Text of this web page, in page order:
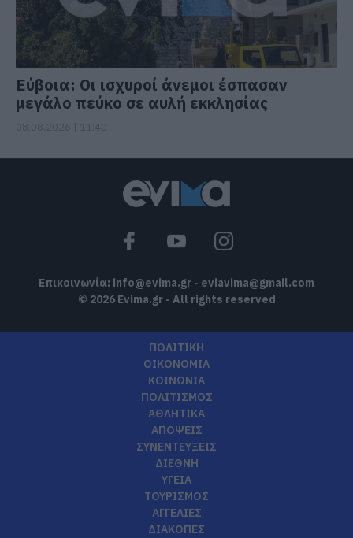
Εύβοια: Οι ισχυροί άνεμοι έσπασαν
μεγάλο πεύκο σε αυλή εκκλησίας
Επικοινωνία: info@evima.gr - eviavima@gmail.com
© 2026 Evima.gr - All rights reserved
ΠΟΛΙΤΙΚΗ
ΟΙΚΟΝΟΜΙΑ
ΚΟΙΝΩΝΙΑ
ΠΟΛΙΤΙΣΜΟΣ
ΑΘΛΗΤΙΚΑ
ΑΠΟΨΕΙΣ
ΣΥΝΕΝΤΕΥΞΕΙΣ
ΔΙΕΘΝΗ
ΥΓΕΙΑ
ΤΟΥΡΙΣΜΟΣ
ΑΓΓΕΛΙΕΣ
ΔΙΑΚΟΠΕΣ